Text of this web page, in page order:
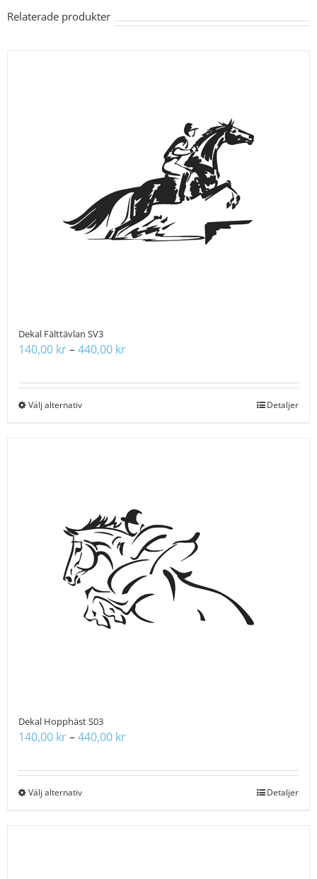
Relaterade produkter
Dekal Fälttävlan SV3
140,00 kr–440,00 krPrisintervall:
till
Välj alternativDen
olika
alternativen
kan
väljas
på
produktsidan
Detaljer
Dekal Hopphäst S03
140,00 kr–440,00 krPrisintervall:
till
Välj alternativDen
Detaljer